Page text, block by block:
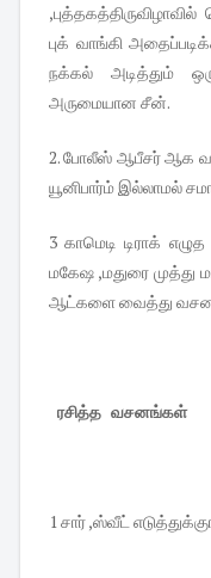
புக் வாங்கி
நக்கல் அடித்தும்
அருமையான சீன்.
2. போலீஸ் ஆபீசர் ஆக
யூனிபார்ம் இல்லாமல்
3 காமெடி டிராக்
மகேஷ ,மதுரை
ஆட்களை வைத்து
ரசித்த வசனங்கள்
1 சார் ,ஸ்வீட்